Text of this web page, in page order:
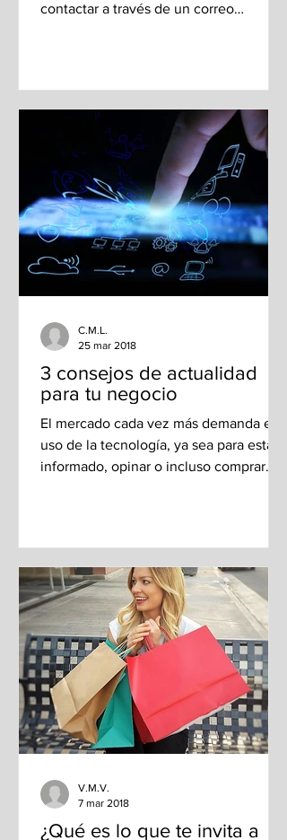
contactar a través de un correo
3 consejos de actualidad
para tu negocio
El mercado cada vez más demanda el
uso de la tecnología, ya sea para estar
informado, opinar o incluso comprar
C.M.L.
25 mar 2018
¿Qué es lo que te invita a
V.M.V.
7 mar 2018